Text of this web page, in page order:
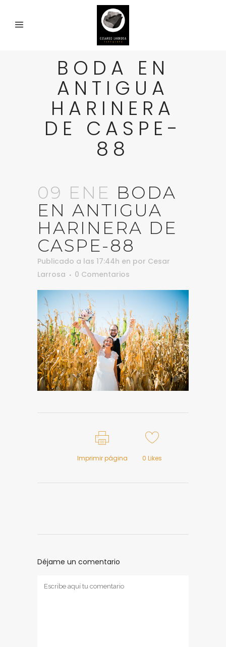
BODA EN
ANTIGUA
HARINERA
DE CASPE-
88
09 ENE BODA
EN ANTIGUA
HARINERA DE
CASPE-88
Publicado a las 17:44h en por Cesar
Larrosa
0 Comentarios
Imprimir página 0 Likes
Déjame un comentario